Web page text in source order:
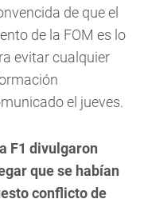
de que el
de la FOM es lo
evitar cualquier
el jueves.
F1 divulgaron
que se habían
conflicto de